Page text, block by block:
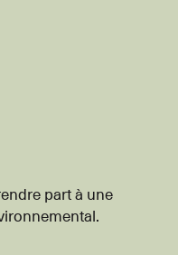
part à une